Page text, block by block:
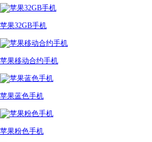
苹果32GB手机
苹果移动合约手机
苹果蓝色手机
苹果粉色手机